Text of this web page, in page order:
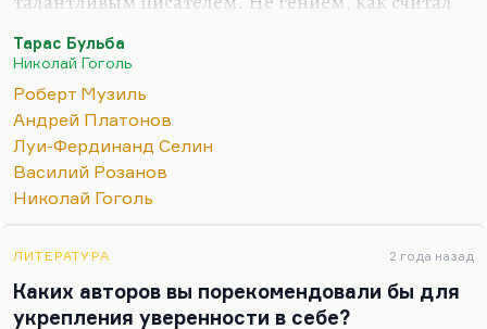
отцом литературы ХХ века). Но я считаю Селина
писателем, хотя я прочел его довольно поздно –
кстати, по личной рекомендации того же
Нагибина. Мы встретились в «Вечернем клубе», я
его спросил о какой-то книге, и он сказал:
Селина это все чушь»
Платонова. Относительно Селина и Платонова я
это…
Тарас Бульба
Николай Гоголь
Роберт Музиль
Андрей Платонов
Луи-Фердинанд Селин
Василий Розанов
Николай Гоголь
ЛИТЕРАТУРА 2 года назад
Каких авторов вы порекомендовали бы для
укрепления уверенности в себе?